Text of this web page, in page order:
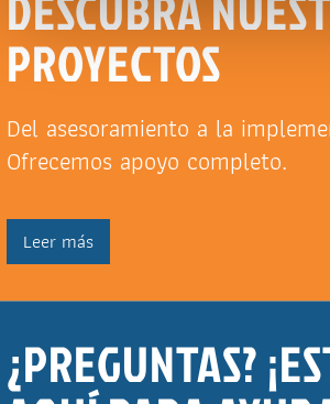
PROYECTOS
Del asesoramiento a la
Ofrecemos apoyo completo.
Leer más
¿PREGUNTAS?